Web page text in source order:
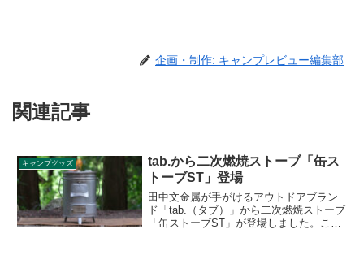
企画・制作: キャンプレビュー編集部
関連記事
キャンプグッズ
tab.から二次燃焼ストーブ「缶ス
トーブST」登場
田中文金属が手がけるアウトドアブラン
ド「tab.（タブ）」から二次燃焼ストーブ
「缶ストーブST」が登場しました。これ